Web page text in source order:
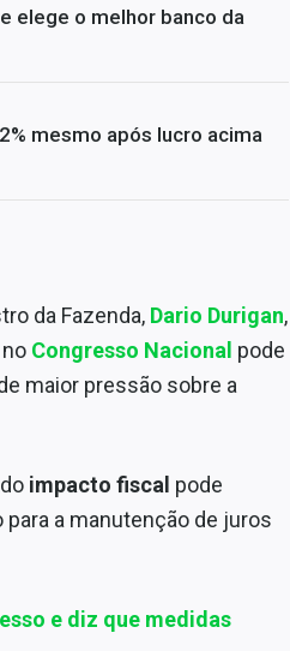
elege o melhor banco da
mesmo após lucro acima
da Fazenda, Dario Durigan,
Congresso Nacional pode
maior pressão sobre a
impacto fiscal pode
a manutenção de juros
e diz que medidas